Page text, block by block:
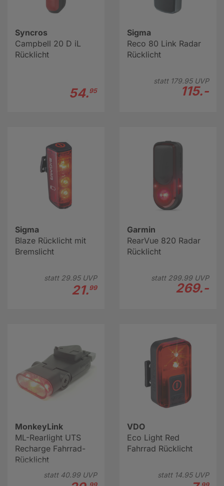
Syncros
Campbell 20 D iL
Rücklicht
54.95
Sigma
Reco 80 Link Radar
Rücklicht
statt 179.95UVP
115.-
Sigma
Blaze Rücklicht mit
Bremslicht
statt 29.95UVP
21.99
Garmin
RearVue 820 Radar
Rücklicht
statt 299.99UVP
269.-
MonkeyLink
ML-Rearlight UTS
Recharge Fahrrad-
Rücklicht
statt 40.99UVP
VDO
Eco Light Red
Fahrrad Rücklicht
statt 14.95UVP